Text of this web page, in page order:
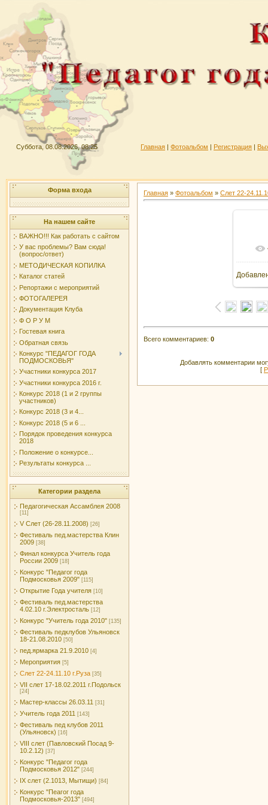
Суббота, 08.08.2026, 08:25 Главная | Фотоальбом | Регистрация |
Форма входа
На нашем сайте
ВАЖНО!!! Как работать с сайтом
У вас проблемы? Вам сюда!
(вопрос/ответ)
МЕТОДИЧЕСКАЯ КОПИЛКА
Каталог статей
Репортажи с мероприятий
ФОТОГАЛЕРЕЯ
Документация Клуба
Ф О Р У М
Гостевая книга
Обратная связь
Конкурс "ПЕДАГОГ ГОДА
ПОДМОСКОВЬЯ"
Участники конкурса 2017
Участники конкурса 2016 г.
Конкурс 2018 (1 и 2 группы
участников)
Конкурс 2018 (3 и 4...
Конкурс 2018 (5 и 6 ...
Порядок проведения конкурса
2018
Положение о конкурсе...
Результаты конкурса ...
Категории раздела
Педагогическая Ассамблея 2008
[11]
V Слет (26-28.11.2008) [26]
Фестиваль пед.мастерства Клин
2009 [38]
Финал конкурса Учитель года
России 2009 [18]
Конкурс "Педагог года
Подмосковья 2009" [115]
Открытие Года учителя [10]
Фестиваль пед.мастерства
4.02.10 г.Электросталь [12]
Конкурс "Учитель года 2010" [135]
Фестиваль педклубов Ульяновск
18-21.08.2010 [50]
пед.ярмарка 21.9.2010 [4]
Мероприятия [5]
Слет 22-24.11.10 г.Руза [35]
VII слет 17-18.02.2011 г.Подольск
[24]
Мастер-классы 26.03.11 [31]
Учитель года 2011 [143]
Фестиваль пед клубов 2011
(Ульяновск) [16]
VIII слет (Павловский Посад 9-
10.2.12) [37]
Конкурс "Педагог года
Подмосковья 2012" [244]
IX слет (2.1013, Мытищи) [84]
Конкурс "Пеагог года
Подмосковья-2013" [494]
Главная » Фотоальбом » Слет 22-
Всего комментариев: 0
Добавлять комментарии
[